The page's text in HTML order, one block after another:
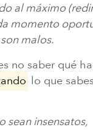
al máximo
momento
malos.
no saber qué
lo que
sean insensatos,